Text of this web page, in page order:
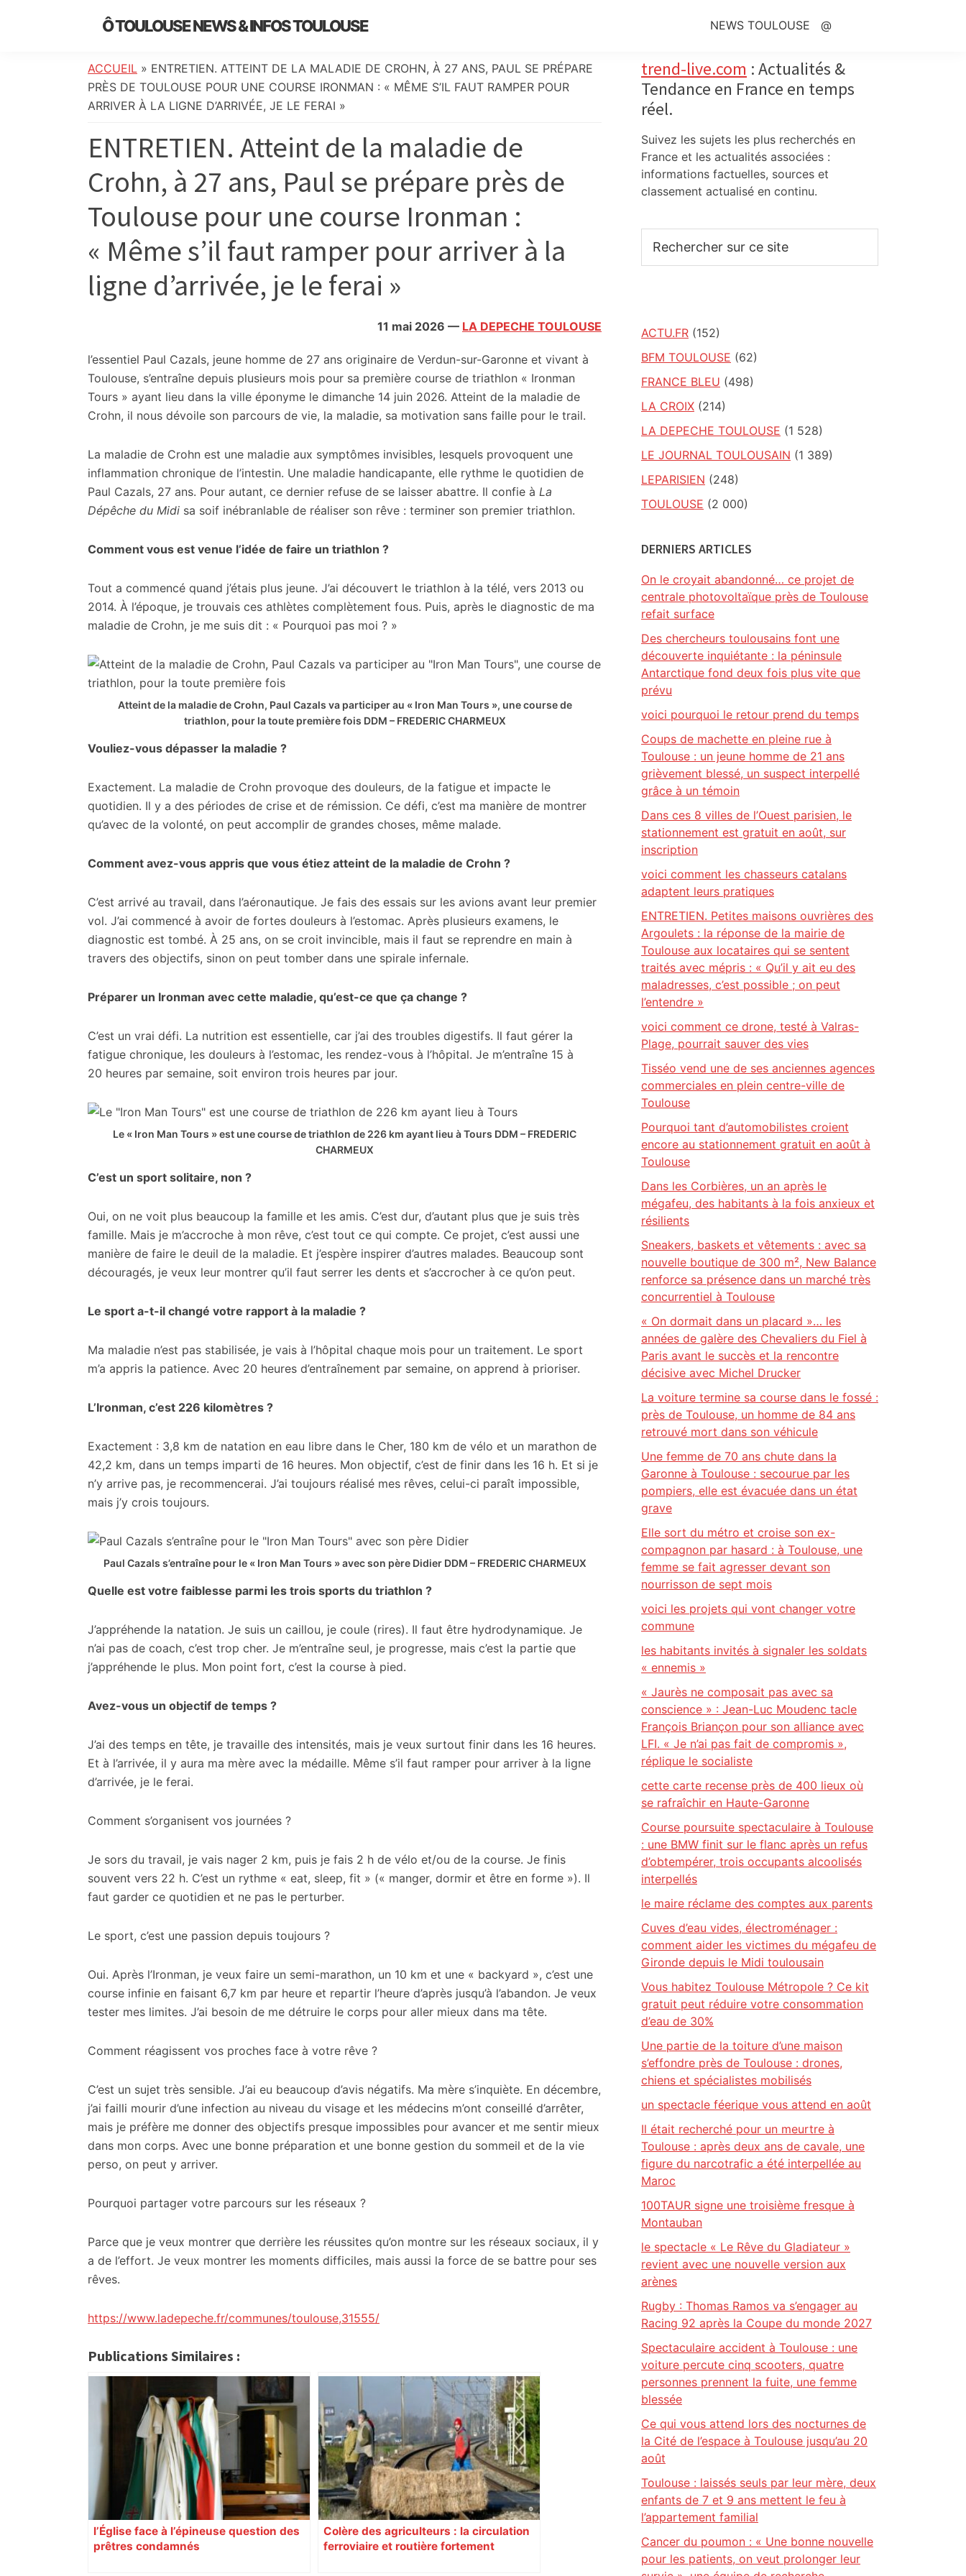
Ô TOULOUSE NEWS & INFOS TOULOUSE
de
l’actualité
toulousaine
info
locale,
société,
culture,
politique,
météo,
faits
et
initiatives
NEWS TOULOUSE @
ACCUEIL » ENTRETIEN. ATTEINT DE LA MALADIE DE CROHN, À 27 ANS, PAUL SE PRÉPARE
PRÈS DE TOULOUSE POUR UNE COURSE IRONMAN : « MÊME S’IL FAUT RAMPER POUR
ARRIVER À LA LIGNE D’ARRIVÉE, JE LE FERAI »
ENTRETIEN. Atteint de la maladie de
Crohn, à 27 ans, Paul se prépare près de
Toulouse pour une course Ironman :
« Même s’il faut ramper pour arriver à la
ligne d’arrivée, je le ferai »
11 mai 2026 — LA DEPECHE TOULOUSE
l’essentiel Paul Cazals, jeune homme de 27 ans originaire de Verdun-sur-Garonne et vivant à
Toulouse, s’entraîne depuis plusieurs mois pour sa première course de triathlon « Ironman
Tours » ayant lieu dans la ville éponyme le dimanche 14 juin 2026. Atteint de la maladie de
Crohn, il nous dévoile son parcours de vie, la maladie, sa motivation sans faille pour le trail.
La maladie de Crohn est une maladie aux symptômes invisibles, lesquels provoquent une
inflammation chronique de l’intestin. Une maladie handicapante, elle rythme le quotidien de
Paul Cazals, 27 ans. Pour autant, ce dernier refuse de se laisser abattre. Il confie à La
Dépêche du Midi sa soif inébranlable de réaliser son rêve : terminer son premier triathlon.
Comment vous est venue l’idée de faire un triathlon ?
Tout a commencé quand j’étais plus jeune. J’ai découvert le triathlon à la télé, vers 2013 ou
2014. À l’époque, je trouvais ces athlètes complètement fous. Puis, après le diagnostic de ma
maladie de Crohn, je me suis dit : « Pourquoi pas moi ? »
Atteint de la maladie de Crohn, Paul Cazals va participer au « Iron Man Tours », une course de
triathlon, pour la toute première fois DDM – FREDERIC CHARMEUX
Vouliez-vous dépasser la maladie ?
Exactement. La maladie de Crohn provoque des douleurs, de la fatigue et impacte le
quotidien. Il y a des périodes de crise et de rémission. Ce défi, c’est ma manière de montrer
qu’avec de la volonté, on peut accomplir de grandes choses, même malade.
Comment avez-vous appris que vous étiez atteint de la maladie de Crohn ?
C’est arrivé au travail, dans l’aéronautique. Je fais des essais sur les avions avant leur premier
vol. J’ai commencé à avoir de fortes douleurs à l’estomac. Après plusieurs examens, le
diagnostic est tombé. À 25 ans, on se croit invincible, mais il faut se reprendre en main à
travers des objectifs, sinon on peut tomber dans une spirale infernale.
Préparer un Ironman avec cette maladie, qu’est-ce que ça change ?
C’est un vrai défi. La nutrition est essentielle, car j’ai des troubles digestifs. Il faut gérer la
fatigue chronique, les douleurs à l’estomac, les rendez-vous à l’hôpital. Je m’entraîne 15 à
20 heures par semaine, soit environ trois heures par jour.
Le « Iron Man Tours » est une course de triathlon de 226 km ayant lieu à Tours DDM – FREDERIC
CHARMEUX
C’est un sport solitaire, non ?
Oui, on ne voit plus beaucoup la famille et les amis. C’est dur, d’autant plus que je suis très
famille. Mais je m’accroche à mon rêve, c’est tout ce qui compte. Ce projet, c’est aussi une
manière de faire le deuil de la maladie. Et j’espère inspirer d’autres malades. Beaucoup sont
découragés, je veux leur montrer qu’il faut serrer les dents et s’accrocher à ce qu’on peut.
Le sport a-t-il changé votre rapport à la maladie ?
Ma maladie n’est pas stabilisée, je vais à l’hôpital chaque mois pour un traitement. Le sport
m’a appris la patience. Avec 20 heures d’entraînement par semaine, on apprend à prioriser.
L’Ironman, c’est 226 kilomètres ?
Exactement : 3,8 km de natation en eau libre dans le Cher, 180 km de vélo et un marathon de
42,2 km, dans un temps imparti de 16 heures. Mon objectif, c’est de finir dans les 16 h. Et si je
n’y arrive pas, je recommencerai. J’ai toujours réalisé mes rêves, celui-ci paraît impossible,
mais j’y crois toujours.
Paul Cazals s’entraîne pour le « Iron Man Tours » avec son père Didier DDM – FREDERIC CHARMEUX
Quelle est votre faiblesse parmi les trois sports du triathlon ?
J’appréhende la natation. Je suis un caillou, je coule (rires). Il faut être hydrodynamique. Je
n’ai pas de coach, c’est trop cher. Je m’entraîne seul, je progresse, mais c’est la partie que
j’appréhende le plus. Mon point fort, c’est la course à pied.
Avez-vous un objectif de temps ?
J’ai des temps en tête, je travaille des intensités, mais je veux surtout finir dans les 16 heures.
Et à l’arrivée, il y aura ma mère avec la médaille. Même s’il faut ramper pour arriver à la ligne
d’arrivée, je le ferai.
Comment s’organisent vos journées ?
Je sors du travail, je vais nager 2 km, puis je fais 2 h de vélo et/ou de la course. Je finis
souvent vers 22 h. C’est un rythme « eat, sleep, fit » (« manger, dormir et être en forme »). Il
faut garder ce quotidien et ne pas le perturber.
Le sport, c’est une passion depuis toujours ?
Oui. Après l’Ironman, je veux faire un semi-marathon, un 10 km et une « backyard », c’est une
course infinie en faisant 6,7 km par heure et repartir l’heure d’après jusqu’à l’abandon. Je veux
tester mes limites. J’ai besoin de me détruire le corps pour aller mieux dans ma tête.
Comment réagissent vos proches face à votre rêve ?
C’est un sujet très sensible. J’ai eu beaucoup d’avis négatifs. Ma mère s’inquiète. En décembre,
j’ai failli mourir d’une infection au niveau du visage et les médecins m’ont conseillé d’arrêter,
mais je préfère me donner des objectifs presque impossibles pour avancer et me sentir mieux
dans mon corps. Avec une bonne préparation et une bonne gestion du sommeil et de la vie
perso, on peut y arriver.
Pourquoi partager votre parcours sur les réseaux ?
Parce que je veux montrer que derrière les réussites qu’on montre sur les réseaux sociaux, il y
a de l’effort. Je veux montrer les moments difficiles, mais aussi la force de se battre pour ses
rêves.
https://www.ladepeche.fr/communes/toulouse,31555/
Publications Similaires :
l’Église face à l’épineuse question des
prêtres condamnés
Colère des agriculteurs : la circulation
ferroviaire et routière fortement
Primary
Sidebar
trend-live.com : Actualités &
Tendance en France en temps
réel.
Suivez les sujets les plus recherchés en
France et les actualités associées :
informations factuelles, sources et
classement actualisé en continu.
sur
ACTU.FR (152)
BFM TOULOUSE (62)
FRANCE BLEU (498)
LA CROIX (214)
LA DEPECHE TOULOUSE (1 528)
LE JOURNAL TOULOUSAIN (1 389)
LEPARISIEN (248)
TOULOUSE (2 000)
DERNIERS ARTICLES
On le croyait abandonné… ce projet de
centrale photovoltaïque près de Toulouse
refait surface
Des chercheurs toulousains font une
découverte inquiétante : la péninsule
Antarctique fond deux fois plus vite que
prévu
voici pourquoi le retour prend du temps
Coups de machette en pleine rue à
Toulouse : un jeune homme de 21 ans
grièvement blessé, un suspect interpellé
grâce à un témoin
Dans ces 8 villes de l’Ouest parisien, le
stationnement est gratuit en août, sur
inscription
voici comment les chasseurs catalans
adaptent leurs pratiques
ENTRETIEN. Petites maisons ouvrières des
Argoulets : la réponse de la mairie de
Toulouse aux locataires qui se sentent
traités avec mépris : « Qu’il y ait eu des
maladresses, c’est possible ; on peut
l’entendre »
voici comment ce drone, testé à Valras-
Plage, pourrait sauver des vies
Tisséo vend une de ses anciennes agences
commerciales en plein centre-ville de
Toulouse
Pourquoi tant d’automobilistes croient
encore au stationnement gratuit en août à
Toulouse
Dans les Corbières, un an après le
mégafeu, des habitants à la fois anxieux et
résilients
Sneakers, baskets et vêtements : avec sa
nouvelle boutique de 300 m², New Balance
renforce sa présence dans un marché très
concurrentiel à Toulouse
« On dormait dans un placard »… les
années de galère des Chevaliers du Fiel à
Paris avant le succès et la rencontre
décisive avec Michel Drucker
La voiture termine sa course dans le fossé :
près de Toulouse, un homme de 84 ans
retrouvé mort dans son véhicule
Une femme de 70 ans chute dans la
Garonne à Toulouse : secourue par les
pompiers, elle est évacuée dans un état
grave
Elle sort du métro et croise son ex-
compagnon par hasard : à Toulouse, une
femme se fait agresser devant son
nourrisson de sept mois
voici les projets qui vont changer votre
commune
les habitants invités à signaler les soldats
« ennemis »
« Jaurès ne composait pas avec sa
conscience » : Jean-Luc Moudenc tacle
François Briançon pour son alliance avec
LFI. « Je n’ai pas fait de compromis »,
réplique le socialiste
cette carte recense près de 400 lieux où
se rafraîchir en Haute-Garonne
Course poursuite spectaculaire à Toulouse
: une BMW finit sur le flanc après un refus
d’obtempérer, trois occupants alcoolisés
interpellés
le maire réclame des comptes aux parents
Cuves d’eau vides, électroménager :
comment aider les victimes du mégafeu de
Gironde depuis le Midi toulousain
Vous habitez Toulouse Métropole ? Ce kit
gratuit peut réduire votre consommation
d’eau de 30%
Une partie de la toiture d’une maison
s’effondre près de Toulouse : drones,
chiens et spécialistes mobilisés
un spectacle féerique vous attend en août
Il était recherché pour un meurtre à
Toulouse : après deux ans de cavale, une
figure du narcotrafic a été interpellée au
Maroc
100TAUR signe une troisième fresque à
Montauban
le spectacle « Le Rêve du Gladiateur »
revient avec une nouvelle version aux
arènes
Rugby : Thomas Ramos va s’engager au
Racing 92 après la Coupe du monde 2027
Spectaculaire accident à Toulouse : une
voiture percute cinq scooters, quatre
personnes prennent la fuite, une femme
blessée
Ce qui vous attend lors des nocturnes de
la Cité de l’espace à Toulouse jusqu’au 20
août
Toulouse : laissés seuls par leur mère, deux
enfants de 7 et 9 ans mettent le feu à
l’appartement familial
Cancer du poumon : « Une bonne nouvelle
pour les patients, on veut prolonger leur